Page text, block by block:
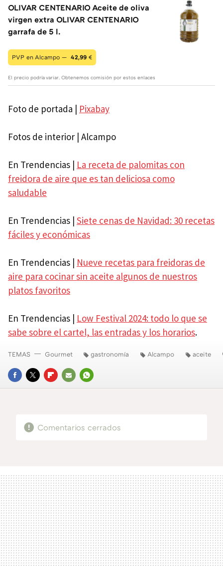
OLIVAR CENTENARIO Aceite de oliva
virgen extra OLIVAR CENTENARIO
garrafa de 5 l.
PVP en Alcampo — 42,99 €
El precio podría variar. Obtenemos comisión por estos enlaces
Foto de portada | Pixabay
Fotos de interior | Alcampo
En Trendencias | La receta de palomitas con
freidora de aire que es tan deliciosa como
saludable
En Trendencias | Siete cenas de Navidad: 30 recetas
fáciles y económicas
En Trendencias | Nueve recetas para freidoras de
aire para cocinar sin aceite algunos de nuestros
platos favoritos
En Trendencias | Low Festival 2024: todo lo que se
sabe sobre el cartel, las entradas y los horarios.
FACEBOOK
TWITTERFLIPBOARD
E-
WHATSAPP
TEMAS Gourmet gastronomía Alcampo aceite
Comentarios cerrados